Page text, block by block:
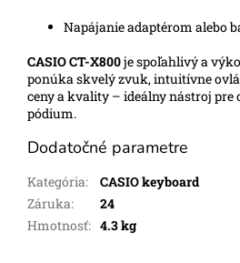
Napájanie adaptérom alebo
CASIO CT-X800je spoľahlivý a
ponúka skvelý zvuk, intuitívne
ceny a kvality – ideálny nástroj pre
pódium.
Dodatočné parametre
Kategória:
CASIO keyboard
Záruka:
24
Hmotnosť: 4.3 kg